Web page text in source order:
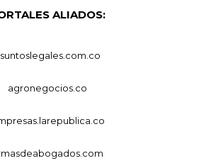
ALIADOS:
agronegocios.co